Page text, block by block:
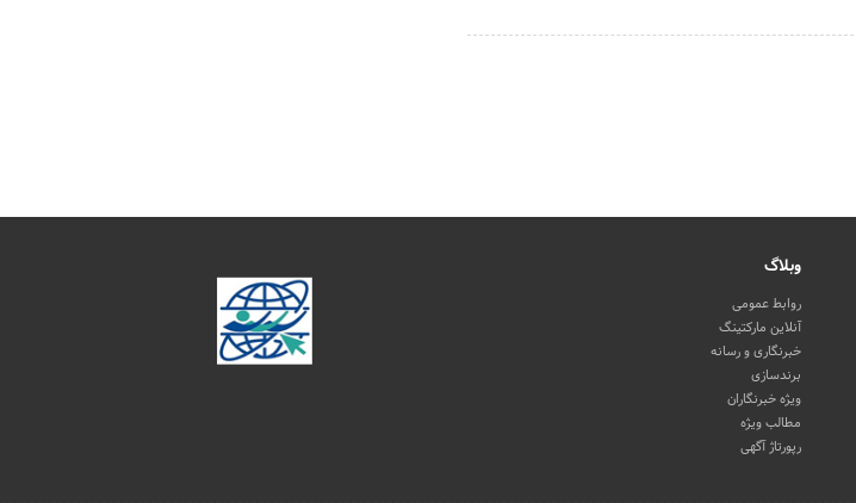
وبلاگ
روابط عمومی
آنلاین مارکتینگ
خبرنگاری و رسانه
برندسازی
ویژه خبرنگاران
مطالب ویژه
رپورتاژ آگهی